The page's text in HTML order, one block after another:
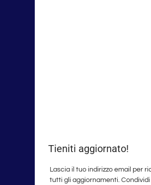
Tieniti aggiornato!
Lascia il tuo indirizzo email per
tutti gli aggiornamenti. Condividi